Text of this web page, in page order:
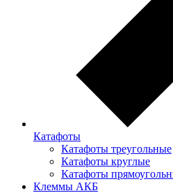
Катафоты
Катафоты треугольные
Катафоты круглые
Катафоты
Клеммы АКБ